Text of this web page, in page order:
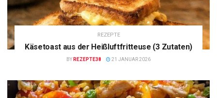
REZEPTE
Käsetoast aus der Heißluftfritteuse (3 Zutaten)
BY REZEPTE38 21 JANUAR 2026